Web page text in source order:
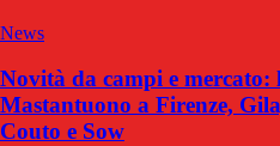
News
Novità da campi e
Mastantuono a Firenze,
Couto e Sow